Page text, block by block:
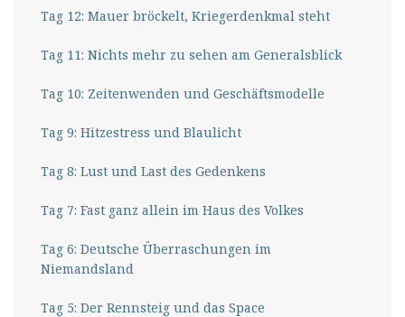
Tag 12: Mauer bröckelt, Kriegerdenkmal steht
Tag 11: Nichts mehr zu sehen am Generalsblick
Tag 10: Zeitenwenden und Geschäftsmodelle
Tag 9: Hitzestress und Blaulicht
Tag 8: Lust und Last des Gedenkens
Tag 7: Fast ganz allein im Haus des Volkes
Tag 6: Deutsche Überraschungen im
Niemandsland
Tag 5: Der Rennsteig und das Space